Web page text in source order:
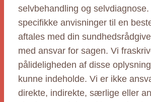
selvbehandling og
specifikke anvisninger til en
aftales med din
med ansvar for sagen. Vi
pålideligheden af disse
kunne indeholde. Vi er ikke
direkte, indirekte, særlige eller